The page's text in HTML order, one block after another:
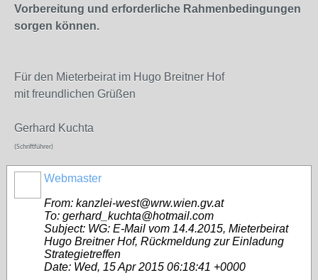
Vorbereitung und erforderliche Rahmenbedingungen
sorgen können.
Für den Mieterbeirat im Hugo Breitner Hof
mit freundlichen Grüßen
Gerhard Kuchta
(Schriftführer)
Webmaster
From: kanzlei-west@wrw.wien.gv.at
To: gerhard_kuchta@hotmail.com
Subject: WG: E-Mail vom 14.4.2015, Mieterbeirat
Hugo Breitner Hof, Rückmeldung zur Einladung
Strategietreffen
Date: Wed, 15 Apr 2015 06:18:41 +0000